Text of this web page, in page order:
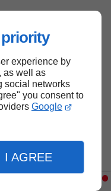
experience by
as well as
social networks
you consent to
Google
I AGREE